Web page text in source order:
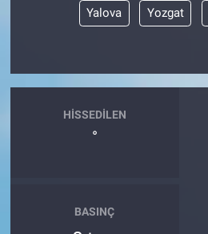
Yalova Yozgat
HISSEDILEN
°
BASINÇ